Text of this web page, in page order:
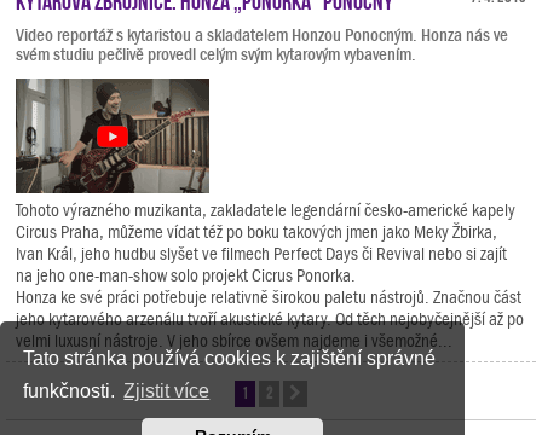
Tato stránka používá cookies k zajištění správné
funkčnosti. Zjistit více
Video reportáž s kytaristou a skladatelem Honzou Ponocným. Honza nás ve
svém studiu pečlivě provedl celým svým kytarovým vybavením.
Tohoto výrazného muzikanta, zakladatele legendární česko-americké kapely
Circus Praha, můžeme vídat též po boku takových jmen jako Meky Žbirka,
Ivan Král, jeho hudbu slyšet ve filmech Perfect Days či Revival nebo si zajít
na jeho one-man-show solo projekt Cicrus Ponorka.
Honza ke své práci potřebuje relativně širokou paletu nástrojů. Značnou část
jeho kytarového arzenálu tvoří akustické kytary. Od těch nejobyčejnější až po
velmi luxusní nástroje. V jeho sbírce ovšem najdeme i všemožné...
1 2